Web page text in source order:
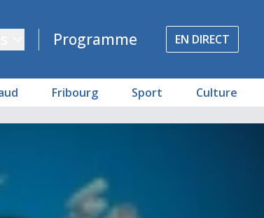
Programme EN DIRECT
Fribourg Sport Culture